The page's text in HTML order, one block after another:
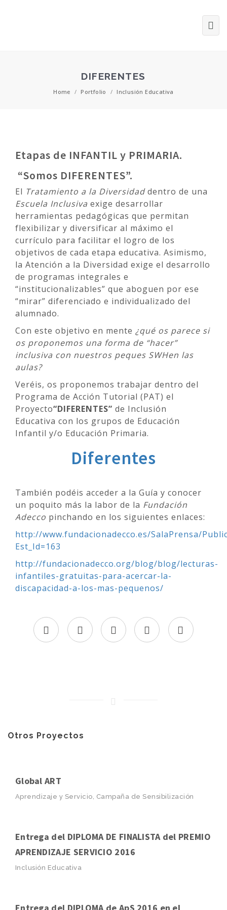
DIFERENTES
Home / Portfolio / Inclusión Educativa
Etapas de INFANTIL y PRIMARIA.
“Somos DIFERENTES”.
El Tratamiento a la Diversidaddentro de una
Escuela Inclusiva exige desarrollar
herramientas pedagógicas que permitan
flexibilizar y diversificar al máximo el
currículo para facilitar el logro de los
objetivos de cada etapa educativa. Asimismo,
la Atención a la Diversidad exige el desarrollo
de programas integrales e
“institucionalizables” que aboguen por ese
“mirar” diferenciado e individualizado del
alumnado.
Con este objetivo en mente ¿qué os parece si
os proponemos una forma de “hacer”
inclusiva con nuestros peques SWHen las
aulas?
Veréis, os proponemos trabajar dentro del
Programa de Acción Tutorial (PAT) el
Proyecto“DIFERENTES” de Inclusión
Educativa con los grupos de Educación
Infantil y/o Educación Primaria.
Diferentes
También podéis acceder a la Guía y conocer
un poquito más la labor de la Fundación
Adecco pinchando en los siguientes enlaces:
http://www.fundacionadecco.es/SalaPrensa/
Est_Id=163
http://fundacionadecco.org/blog/blog/lecturas-
infantiles-gratuitas-para-acercar-la-
discapacidad-a-los-mas-pequenos/
Otros Proyectos
Global ART
Aprendizaje y Servicio, Campaña de Sensibilización
Entrega del DIPLOMA DE FINALISTA del PREMIO
APRENDIZAJE SERVICIO 2016
Inclusión Educativa